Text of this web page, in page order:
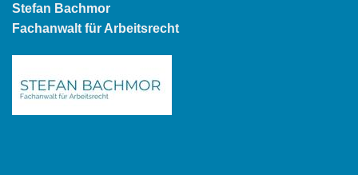
Stefan Bachmor
Fachanwalt für Arbeitsrecht